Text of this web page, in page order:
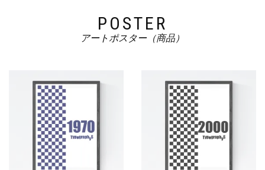
POSTER
アートポスター（商品）